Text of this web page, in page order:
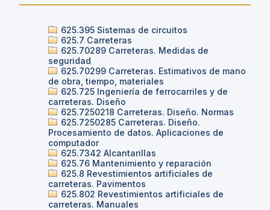
625.395 Sistemas de circuitos
625.7 Carreteras
625.70289 Carreteras. Medidas de
seguridad
625.70299 Carreteras. Estimativos de mano
de obra, tiempo, materiales
625.725 Ingeniería de ferrocarriles y de
carreteras. Diseño
625.7250218 Carreteras. Diseño. Normas
625.7250285 Carreteras. Diseño.
Procesamiento de datos. Aplicaciones de
computador
625.7342 Alcantarillas
625.76 Mantenimiento y reparación
625.8 Revestimientos artificiales de
carreteras. Pavimentos
625.802 Revestimientos artificiales de
carreteras. Manuales